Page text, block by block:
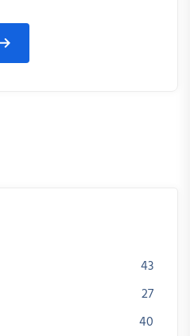
43
27
40